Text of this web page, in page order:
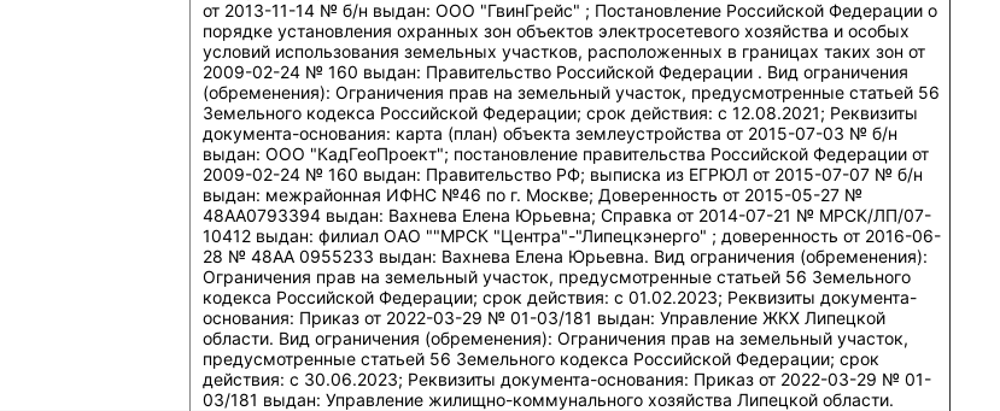
от 2013-11-14 № б/н выдан: ООО "ГвинГрейс" ; Постановление Российской Федерации о
порядке установления охранных зон объектов электросетевого хозяйства и особых
условий использования земельных участков, расположенных в границах таких зон от
2009-02-24 № 160 выдан: Правительство Российской Федерации . Вид ограничения
(обременения): Ограничения прав на земельный участок, предусмотренные статьей 56
Земельного кодекса Российской Федерации; срок действия: c 12.08.2021; Реквизиты
документа-основания: карта (план) объекта землеустройства от 2015-07-03 № б/н
выдан: ООО "КадГеоПроект"; постановление правительства Российской Федерации от
2009-02-24 № 160 выдан: Правительство РФ; выписка из ЕГРЮЛ от 2015-07-07 № б/н
выдан: межрайонная ИФНС №46 по г. Москве; Доверенность от 2015-05-27 №
48АА0793394 выдан: Вахнева Елена Юрьевна; Справка от 2014-07-21 № МРСК/ЛП/07-
10412 выдан: филиал ОАО ""МРСК "Центра"-"Липецкэнерго" ; доверенность от 2016-06-
28 № 48АА 0955233 выдан: Вахнева Елена Юрьевна. Вид ограничения (обременения):
Ограничения прав на земельный участок, предусмотренные статьей 56 Земельного
кодекса Российской Федерации; срок действия: c 01.02.2023; Реквизиты документа-
основания: Приказ от 2022-03-29 № 01-03/181 выдан: Управление ЖКХ Липецкой
области. Вид ограничения (обременения): Ограничения прав на земельный участок,
предусмотренные статьей 56 Земельного кодекса Российской Федерации; срок
действия: c 30.06.2023; Реквизиты документа-основания: Приказ от 2022-03-29 № 01-
03/181 выдан: Управление жилищно-коммунального хозяйства Липецкой области.